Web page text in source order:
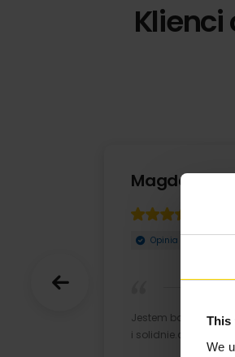
This
We
Klienci
Magda
Opinia zweryfikowana
Jestem bardzo
i solidnie.dziekuje.